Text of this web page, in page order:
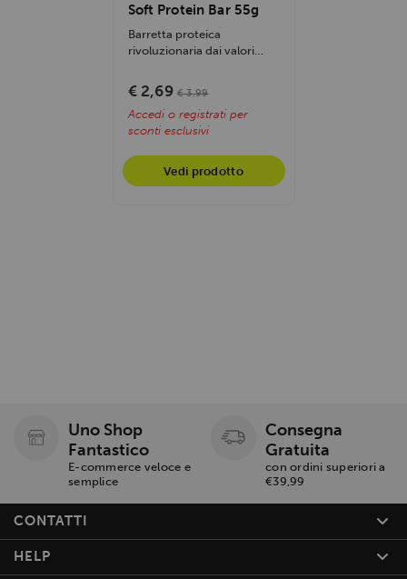
Soft Protein Bar 55g
Barretta proteica
rivoluzionaria dai valori
gusto di...
€ 2,69 € 3,99
Accedi o registrati per
sconti esclusivi
Vedi prodotto
Uno Shop
Fantastico
E-commerce veloce e
semplice
Consegna
Gratuita
con ordini superiori a
€39,99
CONTATTI
HELP